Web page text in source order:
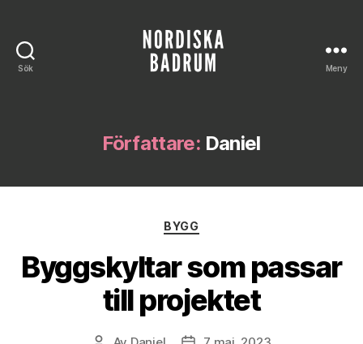
Sök Meny
Författare: Daniel
Kategorier
BYGG
Byggskyltar som passar
till projektet